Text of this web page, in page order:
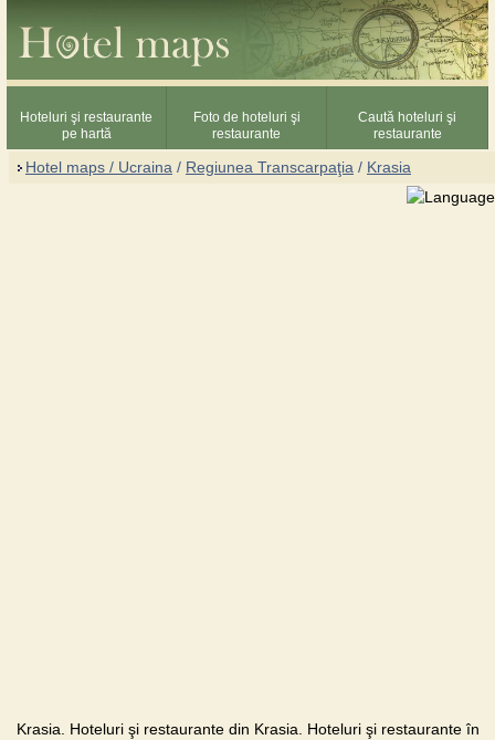
Hoteluri şi restaurante
pe hartă
Foto de hoteluri şi
restaurante
Caută hoteluri şi
restaurante
Hotel maps / Ucraina / Regiunea Transcarpaţia / Krasia
Krasia. Hoteluri şi restaurante din Krasia. Hoteluri şi restaurante în